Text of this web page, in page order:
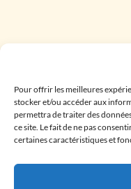
Pour offrir les meilleures
stocker et/ou accéder aux
permettra de traiter des
ce site. Le fait de ne pas
certaines caractéristiques et